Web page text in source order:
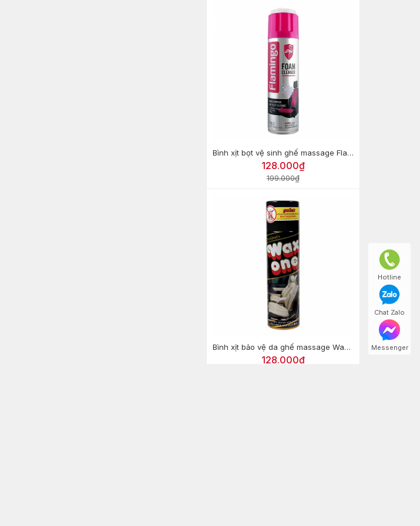
Bình xịt bọt vệ sinh ghế massage Flamingo Foam Cleaner
128.000₫
199.000₫
Bình xịt bảo vệ da ghế massage Wax One (Thái Lan)
128.000₫
Hotline
Chat Zalo
Messenger